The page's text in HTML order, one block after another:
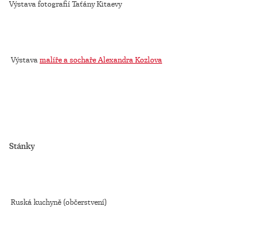
Výstava fotografií Taťány Kitaevy
Výstavamalíře a sochaře Alexandra Kozlova
Stánky
Ruská kuchyně (občerstvení)